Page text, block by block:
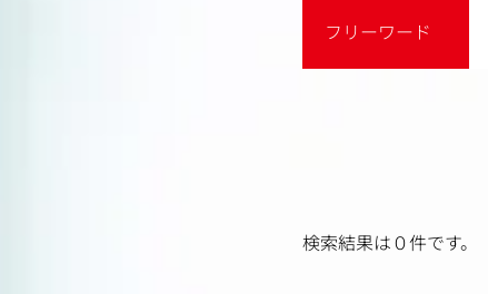
フリーワード
検索結果は０件です。